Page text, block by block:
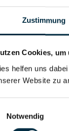
Zustimmung
Cookies,
helfen uns
Website zu
Notwendig